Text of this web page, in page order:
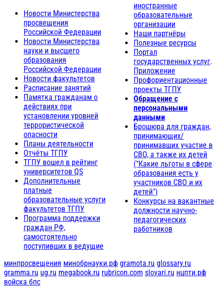
Новости Министерства
просвещения
Российской Федерации
Новости Министерства
науки и высшего
образования
Российской Федерации
Новости факультетов
Расписание занятий
Памятка гражданам о
действиях при
установлении уровней
террористической
опасности
Планы деятельности
Отчёты ТГПУ
ТГПУ вошел в рейтинг
университетов QS
Дополнительные
платные
образовательные услуги
факультетов ТГПУ
Программа поддержки
граждан РФ,
самостоятельно
поступивших в ведущие
иностранные
образовательные
организации
Наши партнёры
Полезные ресурсы
Портал
государственных услуг.
Приложение
Профориентационные
проекты ТГПУ
Обращение с
персональными
данными
Брошюра для граждан,
принимающих/
принимавших участие в
СВО, а также их детей
("Какие льготы в сфере
образования есть у
участников СВО и их
детей")
Конкурсы на вакантные
должности научно-
педагогических
работников
минпросвещения минобрнауки.рф gramota.ru glossary.ru
gramma.ru ug.ru megabook.ru rubricon.com slovari.ru нцпти.рф
войска бпс